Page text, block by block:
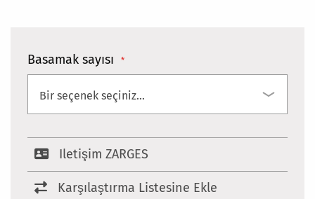
Basamak sayısı
Iletişim ZARGES
Karşılaştırma Listesine Ekle